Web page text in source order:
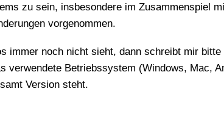
zu sein, ins­be­son­de­re im Zusam­men­spiel
vor­ge­nom­men.
immer noch nicht sieht, dann schreibt mir bit­te
ver­wen­de­te Betriebs­sys­tem (Win­dows, Mac,
Ver­si­on steht.